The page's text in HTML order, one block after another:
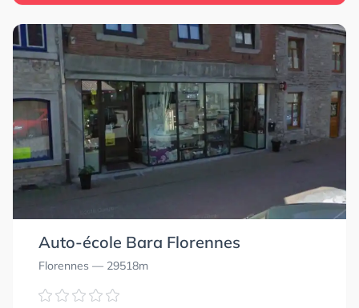
Auto-école Bara Florennes
Florennes — 29518m